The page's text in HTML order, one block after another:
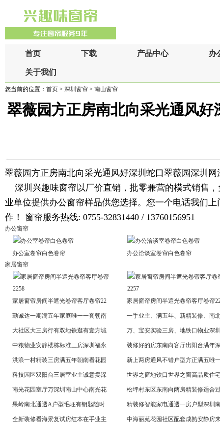
首页 下载 产品中心 办
关于我们
您当前的位置： 首页 > 深圳窗帘 > 南山窗帘
翠薇园方正房南北向采光通风
翠薇园方正房南北向采光通风好深圳蛇口翠薇园深圳
深圳兴趣味窗帘以厂价直销，批零兼营的模式销售
业单位提供办公窗帘样品供您选择。您一个电话我们
作！ 窗帘服务热线: 0755-32831440 / 13760156951
办公窗帘
办公室卷帘白色卷帘
办公洽谈室卷帘白色卷帘
家居窗帘
家居窗帘房间半遮光卷帘客厅卷帘22 家居窗帘房间半遮光卷帘客厅卷帘
勤诚达一期满五年家庭唯一一套朝南 一手业主、满五年、新精装修、南
大社区大三房行有双地铁逛有壹方城 万、宝安实验三房、地铁口物业深
中粮物业安静楼栋标准三房深圳福永 装修好的房东南向客厅出阳台满年
洪浪一村精装三房满五年朝南看花园 新上两房通风不错户型方正满五唯
科技园区双阳台三居室业主诚意卖深 世界之窗地铁口世界之窗高品质住
南光花园室厅万深圳南山中心南光花 松坪村东区东南向两房精装修适合
果岭南北通透A户型毛坯有钥匙随时 精装修智能家电通透一房户型深圳
全新装修看海景复试房红本在手业主 中海丽苑花园社区配套成熟安静房